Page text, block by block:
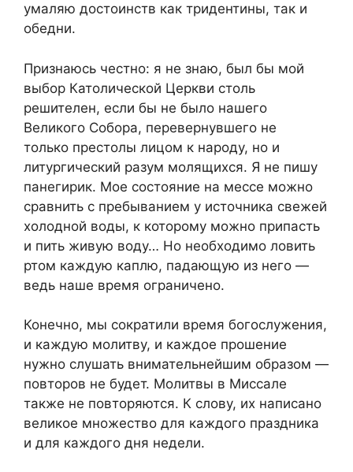
умаляю достоинств как тридентины, так и
обедни.
Признаюсь честно: я не знаю, был бы мой
выбор Католической Церкви столь
решителен, если бы не было нашего
Великого Собора, перевернувшего не
только престолы лицом к народу, но и
литургический разум молящихся. Я не пишу
панегирик. Мое состояние на мессе можно
сравнить с пребыванием у источника свежей
холодной воды, к которому можно припасть
и пить живую воду… Но необходимо ловить
ртом каждую каплю, падающую из него —
ведь наше время ограничено.
Конечно, мы сократили время богослужения,
и каждую молитву, и каждое прошение
нужно слушать внимательнейшим образом —
повторов не будет. Молитвы в Миссале
также не повторяются. К слову, их написано
великое множество для каждого праздника
и для каждого дня недели.